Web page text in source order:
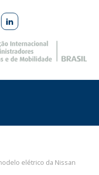
elétrico da Nissan